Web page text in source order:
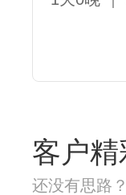
客户精
还没有思路